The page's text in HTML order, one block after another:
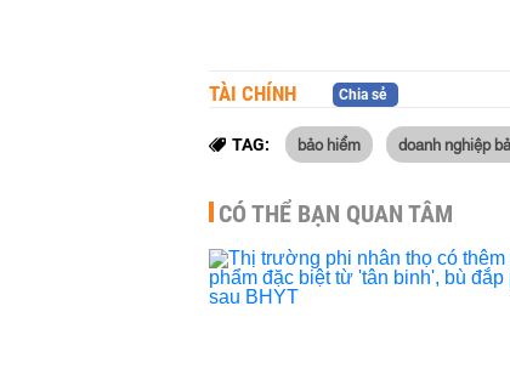
TÀI CHÍNH Chia sẻ
TAG: bảo hiểm doanh nghiệp
CÓ THỂ BẠN QUAN TÂM